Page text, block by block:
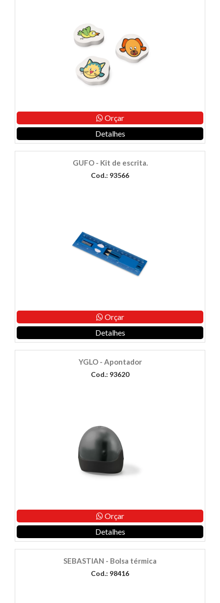
Orçar
Detalhes
GUFO - Kit de escrita.
Cod.: 93566
Orçar
Detalhes
YGLO - Apontador
Cod.: 93620
Orçar
Detalhes
SEBASTIAN - Bolsa térmica
Cod.: 98416